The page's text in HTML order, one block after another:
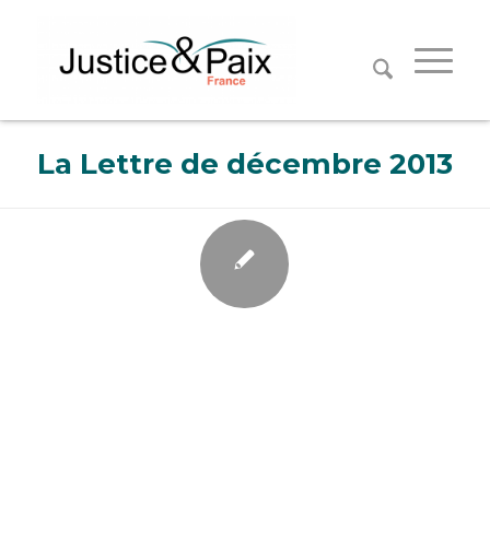
La Lettre de décembre 2013